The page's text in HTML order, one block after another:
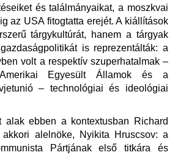
és találmányaikat, a moszkvai
az USA fitogtatta erejét. A kiállítások
tárgykultúrát, hanem a tárgyak
is reprezentálták: a
volt a respektív szuperhatalmak –
Egyesült Államok és a
– technológiai és ideológiai
alak ebben a kontextusban Richard
alelnöke, Nyikita Hruscsov: a
Pártjának első titkára és